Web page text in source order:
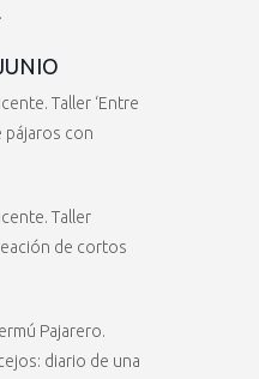
Taller ‘Entre
pájaros con
Taller
de cortos
Pajarero.
diario de una